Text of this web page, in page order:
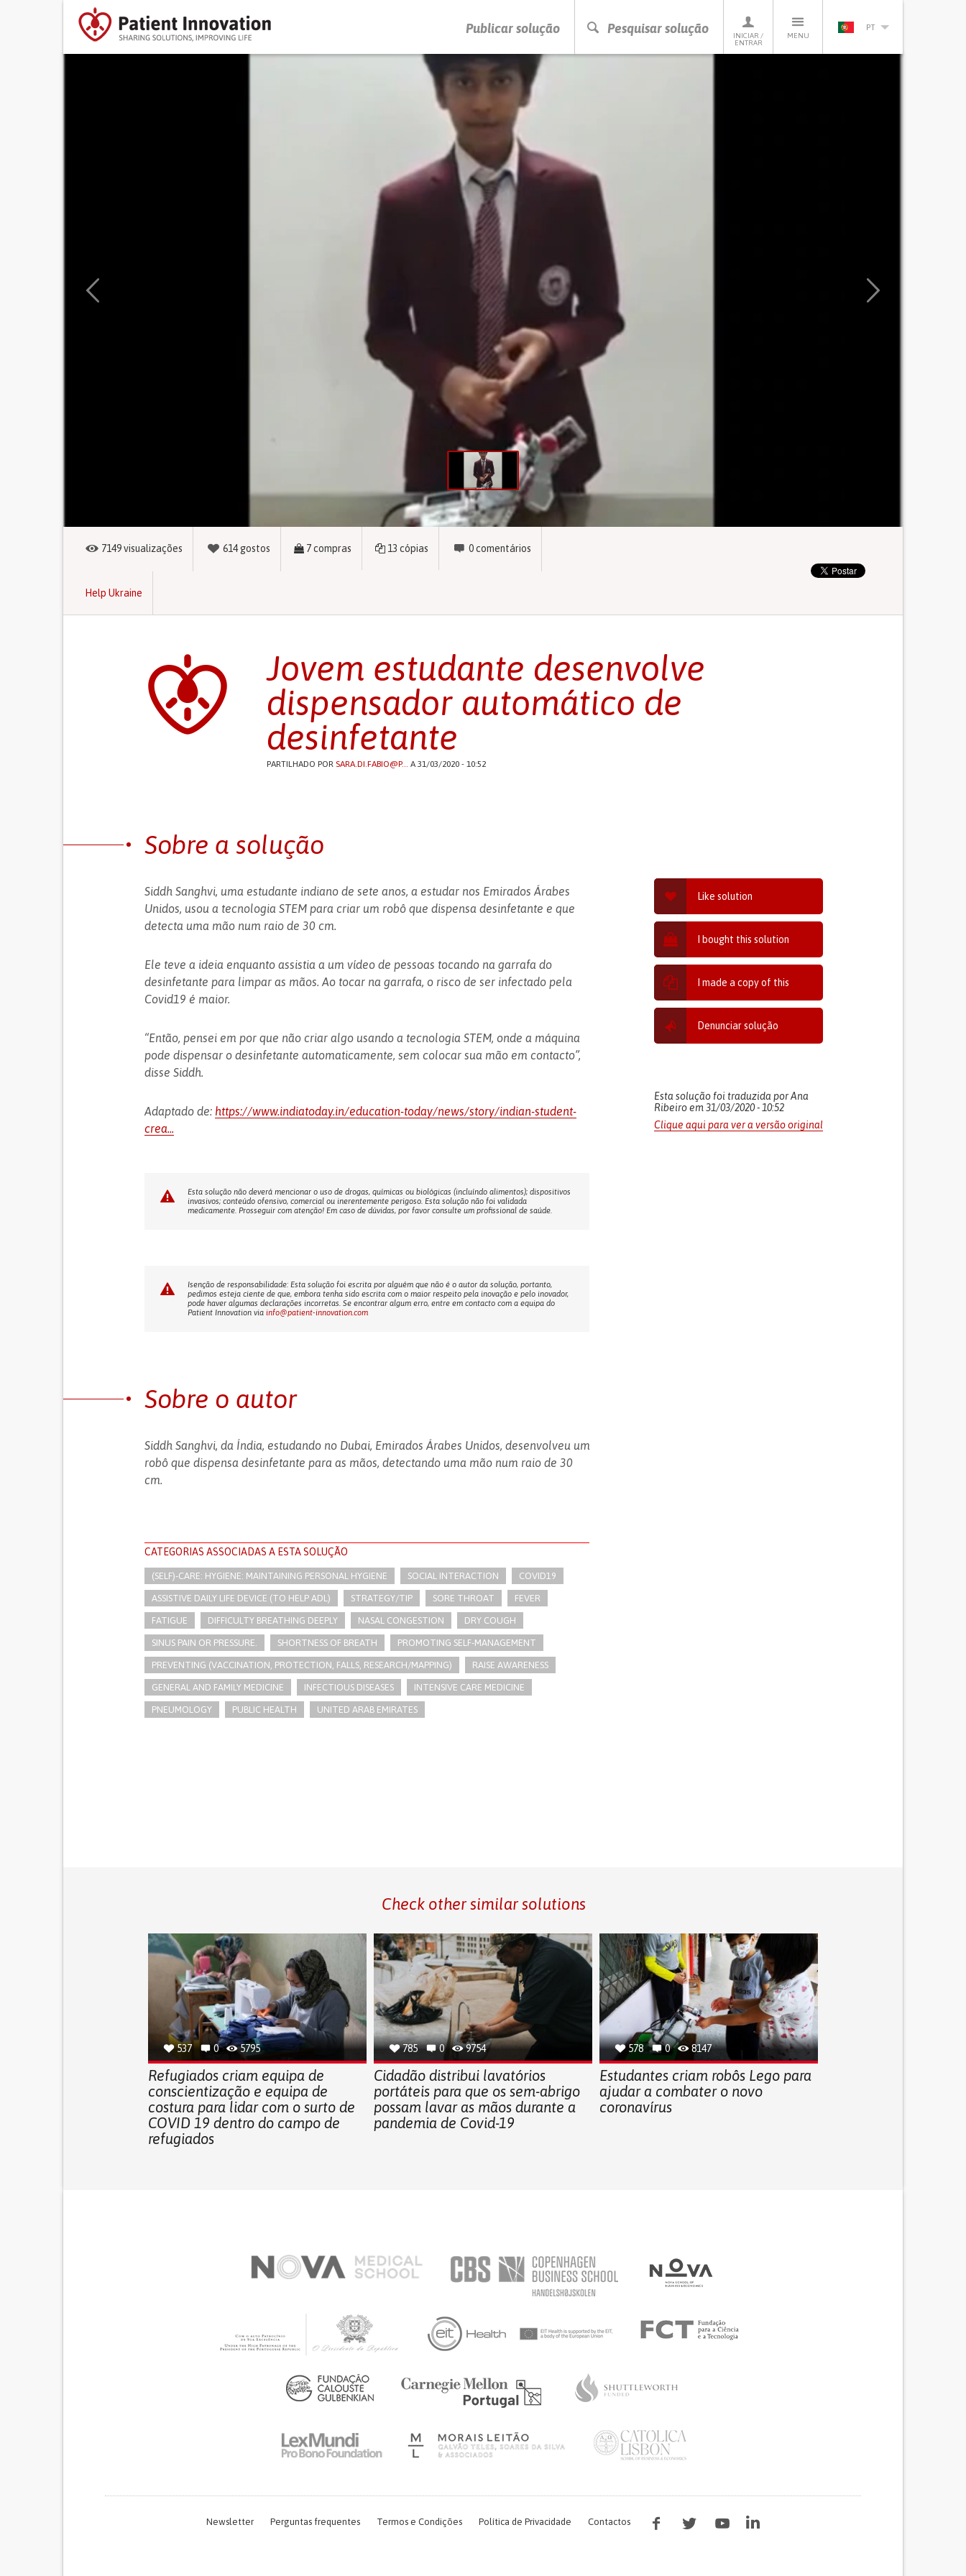
Publicar solução Pesquisar solução
INICIAR /
ENTRAR
MENU
PT
PRESSIONE ENTER PARA PESQUISAR
7149visualizações 614gostos 7compras 13 cópias 0comentários
Help Ukraine
Jovem estudante desenvolve
dispensador automático de
desinfetante
PARTILHADO POR SARA.DI.FABIO@P... A 31/03/2020 - 10:52
Like solution
I bought this solution
I made a copy of this
Denunciar solução
Esta solução foi traduzida por Ana
Ribeiro em 31/03/2020 - 10:52
Clique aqui para ver a versão original
Sobre a solução
Siddh Sanghvi, uma estudante indiano de sete anos, a estudar nos Emirados Árabes
Unidos, usou a tecnologia STEM para criar um robô que dispensa desinfetante e que
detecta uma mão num raio de 30 cm.
Ele teve a ideia enquanto assistia a um vídeo de pessoas tocando na garrafa do
desinfetante para limpar as mãos. Ao tocar na garrafa, o risco de ser infectado pela
Covid19 é maior.
“Então, pensei em por que não criar algo usando a tecnologia STEM, onde a máquina
pode dispensar o desinfetante automaticamente, sem colocar sua mão em contacto”,
disse Siddh.
Adaptado de: https://www.indiatoday.in/education-today/news/story/indian-student-
crea...
Esta solução não deverá mencionar o uso de drogas, químicas ou biológicas (incluíndo alimentos); dispositivos
invasivos; conteúdo ofensivo, comercial ou inerentemente perigoso. Esta solução não foi validada
medicamente. Prosseguir com atenção! Em caso de dúvidas, por favor consulte um profissional de saúde.
Isenção de responsabilidade: Esta solução foi escrita por alguém que não é o autor da solução, portanto,
pedimos esteja ciente de que, embora tenha sido escrita com o maior respeito pela inovação e pelo inovador,
pode haver algumas declarações incorretas. Se encontrar algum erro, entre em contacto com a equipa do
Patient Innovation via info@patient-innovation.com
Sobre o autor
Siddh Sanghvi, da Índia, estudando no Dubai, Emirados Árabes Unidos, desenvolveu um
robô que dispensa desinfetante para as mãos, detectando uma mão num raio de 30
cm.
CATEGORIAS ASSOCIADAS A ESTA SOLUÇÃO
(SELF)-CARE: HYGIENE: MAINTAINING PERSONAL HYGIENE SOCIAL INTERACTION COVID19
ASSISTIVE DAILY LIFE DEVICE (TO HELP ADL) STRATEGY/TIP​ SORE THROAT FEVER
FATIGUE DIFFICULTY BREATHING DEEPLY NASAL CONGESTION DRY COUGH
SINUS PAIN OR PRESSURE. SHORTNESS OF BREATH PROMOTING SELF-MANAGEMENT
PREVENTING (VACCINATION, PROTECTION, FALLS, RESEARCH/MAPPING) RAISE AWARENESS
GENERAL AND FAMILY MEDICINE INFECTIOUS DISEASES INTENSIVE CARE MEDICINE
PNEUMOLOGY PUBLIC HEALTH UNITED ARAB EMIRATES
Check other similar solutions
537 0 5795
Refugiados criam equipa de
conscientização e equipa de
costura para lidar com o surto de
COVID 19 dentro do campo de
refugiados
785 0 9754
Cidadão distribui lavatórios
portáteis para que os sem-abrigo
possam lavar as mãos durante a
pandemia de Covid-19
578 0 8147
Estudantes criam robôs Lego para
ajudar a combater o novo
coronavírus
Newsletter Perguntas frequentes Termos e Condições Política de Privacidade Contactos